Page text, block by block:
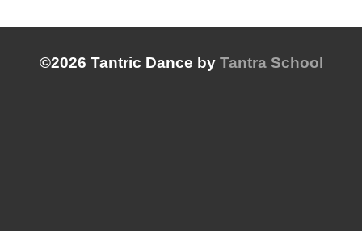
©2026 Tantric Dance by Tantra School